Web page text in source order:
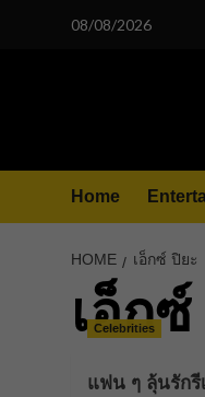
08/08/2026
Home
HOME เอ็กซ์ ปิยะ
เอ็ก
Celebrities
แฟน ๆ ลุ้นรักรี